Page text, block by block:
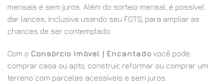
mensais e sem juros. Além do sorteio mensal, é possível
dar lances, inclusive usando seu FGTS, para ampliar as
chances de ser contemplado.
Com o Consórcio Imóvel | Encantado você pode:
comprar casa ou apto, construir, reformar ou comprar um
terreno com parcelas acessíveis e sem juros.